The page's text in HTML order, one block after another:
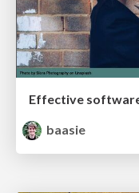
baasie